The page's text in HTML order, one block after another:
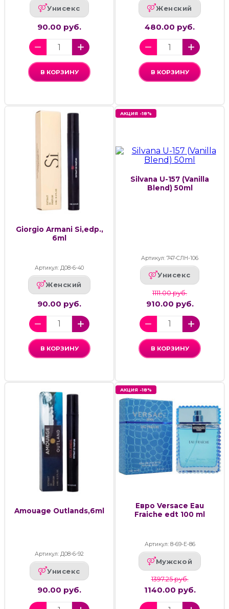
Унисекс
90.00 руб.
В КОРЗИНУ
Женский
480.00 руб.
В КОРЗИНУ
Giorgio Armani Si,edp.,
6ml
Артикул: Д08-6-40
Женский
90.00 руб.
В КОРЗИНУ
АКЦИЯ -18%
Silvana U-157 (Vanilla
Blend) 50ml
Артикул: 747-СЛН-106
Унисекс
1111.00 руб.
910.00 руб.
В КОРЗИНУ
Amouage Outlands,6ml
Артикул: Д08-6-92
Унисекс
90.00 руб.
АКЦИЯ -18%
Евро Versace Eau
Fraiche edt 100 ml
Артикул: 8-69-Е-86
Мужской
1397.25 руб.
1140.00 руб.